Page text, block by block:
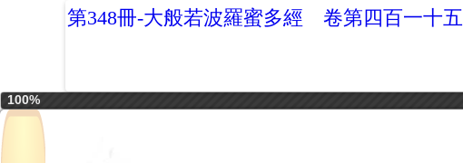
第348冊-大般若波羅蜜多經 卷第四百一十五
100%